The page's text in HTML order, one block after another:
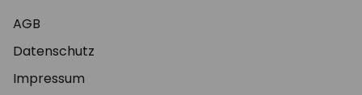
AGB
Datenschutz
Impressum